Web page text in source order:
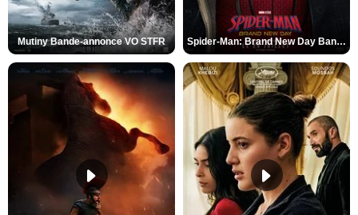
Mutiny Bande-annonce VO STFR Spider-Man: Brand New Day Bande-annonce VO STFR